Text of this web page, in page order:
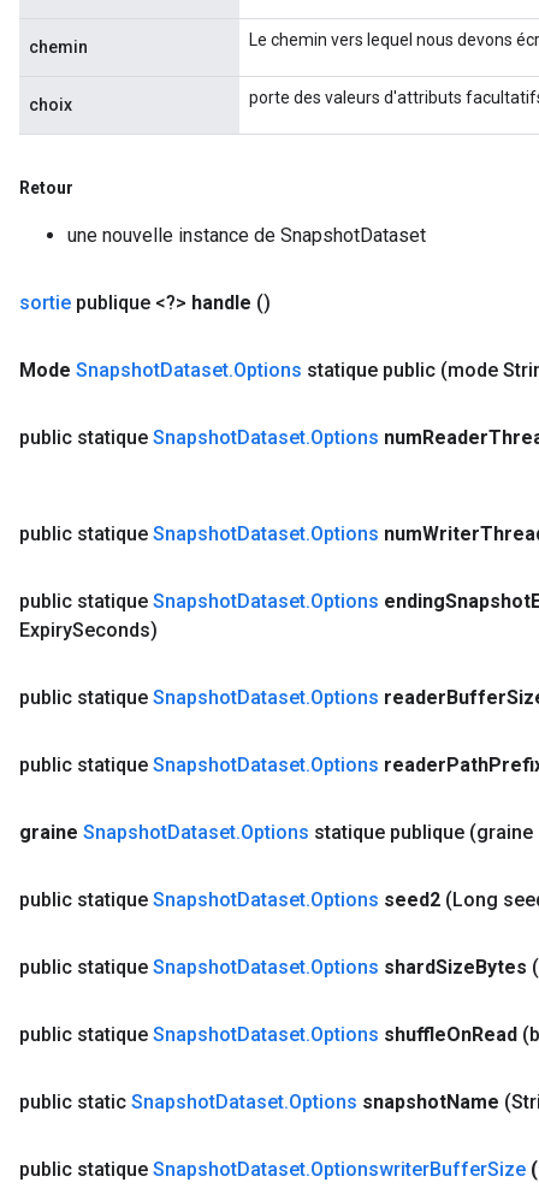
chemin Le chemin vers lequel nous devons
choix porte des valeurs d'attributs
Retour
une nouvelle instance de SnapshotDataset
sortie publique <?> handle ()
Mode SnapshotDataset.Options statique public (mode
public statique SnapshotDataset.Options numReader
public statique SnapshotDataset.Options numWriter
public statique SnapshotDataset.Options endingSnapshot
ExpirySeconds)
public statique SnapshotDataset.Options readerBuffer
public statique SnapshotDataset.Options readerPath
graine SnapshotDataset.Options statique publique (graine
public statique SnapshotDataset.Options seed2 (Long
public statique SnapshotDataset.Options shardSizeBytes
public statique SnapshotDataset.Options shuffleOnRead
public static SnapshotDataset.Options snapshotName
public statique SnapshotDataset.OptionswriterBufferSize (